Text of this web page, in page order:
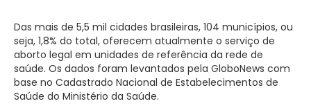
Das mais de 5,5 mil cidades brasileiras, 104 municípios, ou
seja, 1,8% do total, oferecem atualmente o serviço de
aborto legal em unidades de referência da rede de
saúde. Os dados foram levantados pela GloboNews com
base no Cadastrado Nacional de Estabelecimentos de
Saúde do Ministério da Saúde.